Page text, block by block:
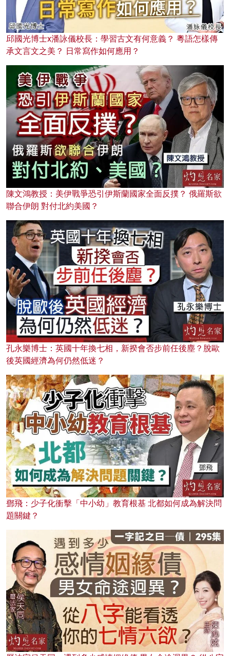
邱國光博士x潘詠儀校長：學習古文有何意義？ 粵語怎樣傳
承文言文之美？ 日常寫作如何應用？
陳文鴻教授：美伊戰爭恐引伊斯蘭國家全面反撲？ 俄羅斯欲
聯合伊朗 對付北約美國？
孔永樂博士：英國十年換七相，新揆會否步前任後塵？脫歐
後英國經濟為何仍然低迷？
鄧飛：少子化衝擊「中小幼」教育根基 北都如何成為解決問
題關鍵？